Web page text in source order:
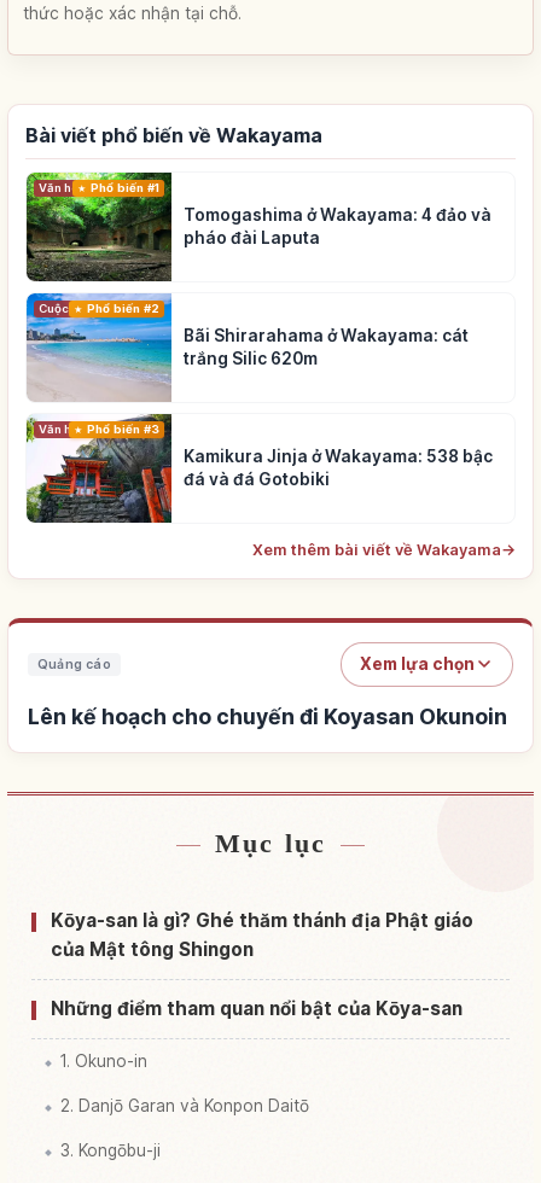
thức hoặc xác nhận tại chỗ.
Bài viết phổ biến về Wakayama
Văn hóa truyền thống
Phổ biến #1
Tomogashima ở Wakayama: 4 đảo và
pháo đài Laputa
Cuộc sốngPhổ biến #2
Bãi Shirarahama ở Wakayama: cát
trắng Silic 620m
Văn hóa truyền thống
Phổ biến #3
Kamikura Jinja ở Wakayama: 538 bậc
đá và đá Gotobiki
Xem thêm bài viết về Wakayama→
Quảng cáo Xem lựa chọn
Lên kế hoạch cho chuyến đi Koyasan Okunoin
Tìm chỗ ở gần Koyasan Okunoin
Tìm trải nghiệm tại Koyasan Okunoin↗
Mục lục
Kōya-san là gì? Ghé thăm thánh địa Phật giáo
của Mật tông Shingon
Những điểm tham quan nổi bật của Kōya-san
1. Okuno-in
2. Danjō Garan và Konpon Daitō
3. Kongōbu-ji